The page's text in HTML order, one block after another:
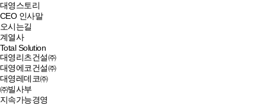
대영스토리
CEO 인사말
오시는길
계열사
Total Solution
대영리츠건설㈜
대영에코건설㈜
대영레데코㈜
㈜빌사부
지속가능경영